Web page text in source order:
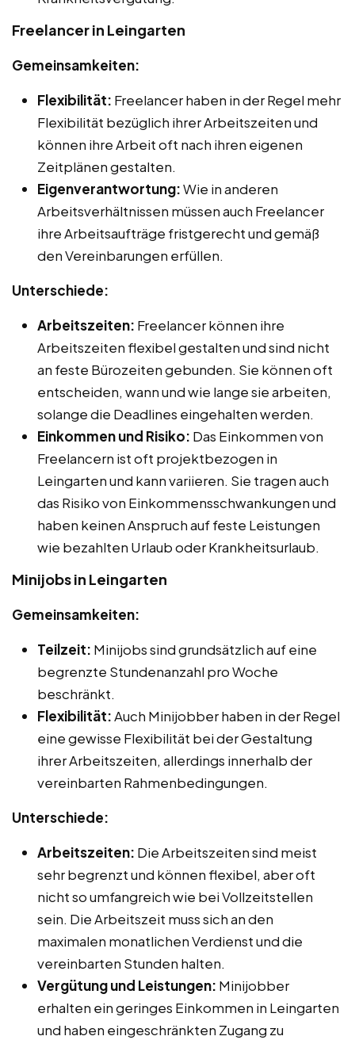
Freelancer in Leingarten
Gemeinsamkeiten:
Flexibilität: Freelancer haben in der Regel mehr
Flexibilität bezüglich ihrer Arbeitszeiten und
können ihre Arbeit oft nach ihren eigenen
Zeitplänen gestalten.
Eigenverantwortung:Wie in anderen
Arbeitsverhältnissen müssen auch Freelancer
ihre Arbeitsaufträge fristgerecht und gemäß
den Vereinbarungen erfüllen.
Unterschiede:
Arbeitszeiten: Freelancer können ihre
Arbeitszeiten flexibel gestalten und sind nicht
an feste Bürozeiten gebunden. Sie können oft
entscheiden, wann und wie lange sie arbeiten,
solange die Deadlines eingehalten werden.
Einkommen und Risiko: Das Einkommen von
Freelancern ist oft projektbezogen in
Leingarten und kann variieren. Sie tragen auch
das Risiko von Einkommensschwankungen und
haben keinen Anspruch auf feste Leistungen
wie bezahlten Urlaub oder Krankheitsurlaub.
Minijobs in Leingarten
Gemeinsamkeiten:
Teilzeit: Minijobs sind grundsätzlich auf eine
begrenzte Stundenanzahl pro Woche
beschränkt.
Flexibilität:Auch Minijobber haben in der Regel
eine gewisse Flexibilität bei der Gestaltung
ihrer Arbeitszeiten, allerdings innerhalb der
vereinbarten Rahmenbedingungen.
Unterschiede:
Arbeitszeiten: Die Arbeitszeiten sind meist
sehr begrenzt und können flexibel, aber oft
nicht so umfangreich wie bei Vollzeitstellen
sein. Die Arbeitszeit muss sich an den
maximalen monatlichen Verdienst und die
vereinbarten Stunden halten.
Vergütung und Leistungen: Minijobber
erhalten ein geringes Einkommen in Leingarten
und haben eingeschränkten Zugang zu